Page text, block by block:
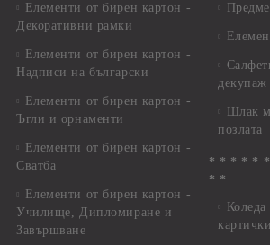
Елементи от бирен картон -
Декоративни рамки
Елементи от бирен картон -
Надписи на български
Елементи от бирен картон -
Ъгли и орнаменти
Елементи от бирен картон -
Сватба
Елементи от бирен картон -
Училище, Дипломиране и
Завършване
декупаж
Шлак
позлата
* * * * *
* *